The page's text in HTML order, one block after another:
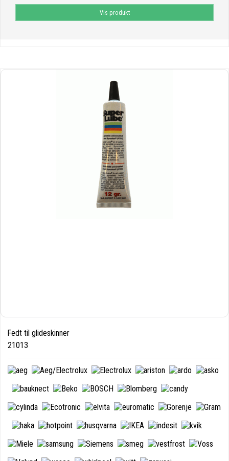
Vis produkt
Fedt til glideskinner
21013